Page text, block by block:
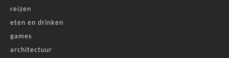
reizen
eten en drinken
games
architectuur